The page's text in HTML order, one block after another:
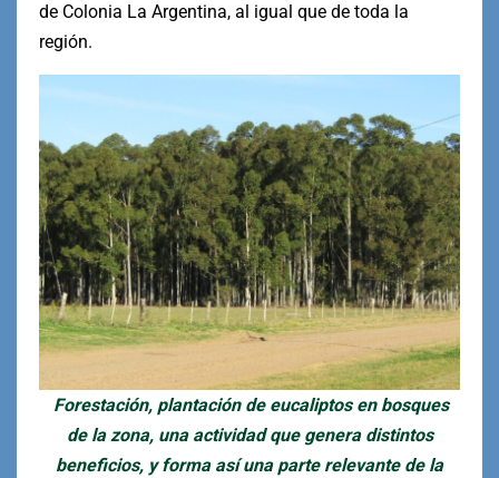
de Colonia La Argentina, al igual que de toda la
región.
Forestación, plantación de eucaliptos en bosques
de la zona, una actividad que genera distintos
beneficios, y forma así una parte relevante de la